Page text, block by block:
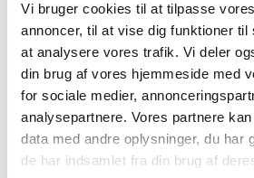
Vi bruger cookies til at tilpasse
annoncer, til at vise dig funktioner til
at analysere vores trafik. Vi deler
din brug af vores hjemmeside med
for sociale medier,
analysepartnere. Vores partnere
data med andre oplysninger, du har
de har indsamlet fra din brug af
Fragt & Levering
Garanti & Reklamation
Priser
Betaling
Beskadigede forsendelser
Information
Opret bruger
Kontakt os
Dansk Fodmesse